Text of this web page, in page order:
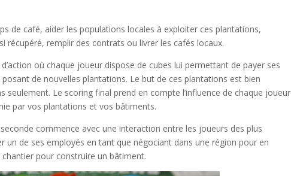
de café, aider les populations locales à exploiter ces plantations,
récupéré, remplir des contrats ou livrer les cafés locaux.
où chaque joueur dispose de cubes lui permettant de payer ses
de nouvelles plantations. Le but de ces plantations est bien
Le scoring final prend en compte l’influence de chaque joueur
par vos plantations et vos bâtiments.
commence avec une interaction entre les joueurs des plus
un de ses employés en tant que négociant dans une région pour en
pour construire un bâtiment.